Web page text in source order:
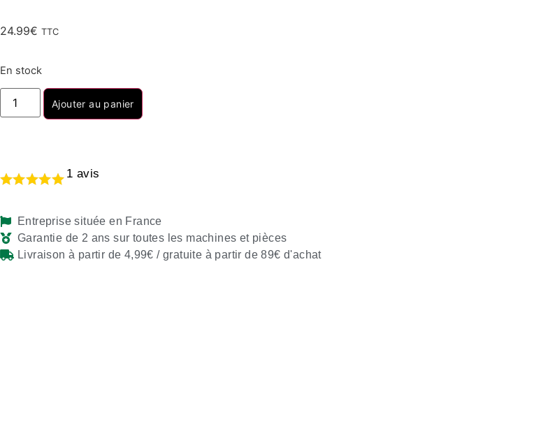
24.99€ TTC
En stock
Ajouter au panier
1 avis
Entreprise située en France
Garantie de 2 ans sur toutes les machines et pièces
Livraison à partir de 4,99€ / gratuite à partir de 89€ d'achat